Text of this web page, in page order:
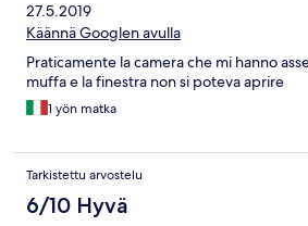
27.5.2019
Käännä Googlen avulla
Praticamente la camera che mi hanno
muffa e la finestra non si poteva aprire
1 yön matka
Tarkistettu arvostelu
6/10 Hyvä